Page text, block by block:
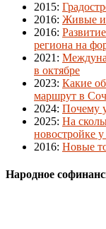
2015:
2016: Живые
2016:
региона на
2021 :
в октябре
2023: Какие
маршрут в
2024: Почему
2025: На
новостройке
2016: Новые
Народное